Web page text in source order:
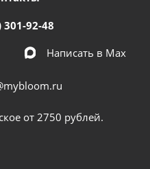
301-92-48
Написать в Мах
от 2750 рублей.